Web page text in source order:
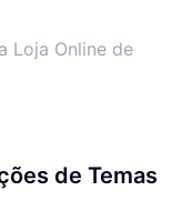
Loja Online de
de Temas